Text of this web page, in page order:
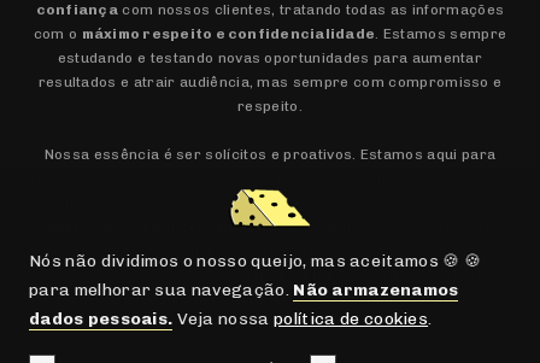
confiançacom nossos clientes, tratando todas as informações
com o máximo respeito e confidencialidade. Estamos sempre
estudando e testando novas oportunidades para aumentar
resultados e atrair audiência, mas sempre com compromisso e
respeito.
Nossa essência é ser solícitos e proativos. Estamos aqui para
garantindo que cada projeto supere as expectativas. Valorizamos a
colaboração e a personalização, adaptando nossas estratégias e
abordagens para atender às necessidades únicas de cada cliente.
que todas as ações estejam alinhadas com os valores e interesses
dos envolvidos.
Nós não dividimos o nosso queijo, mas aceitamos 🍪 🍪
para melhorar sua navegação. Não armazenamos
dados pessoais. Veja nossapolítica de cookies.